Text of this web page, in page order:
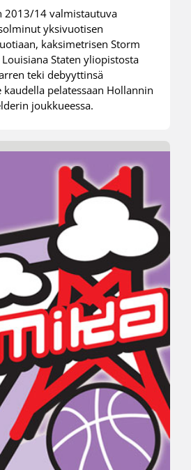
2013/14 valmistautuva
yksivuotisen
kaksimetrisen Storm
Staten yliopistosta
teki debyyttinsä
kaudella pelatessaan Hollannin
joukkueessa.